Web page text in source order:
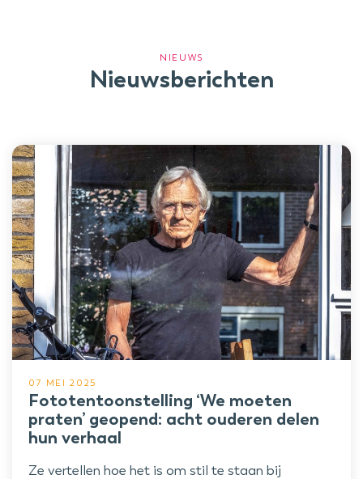
NIEUWS
Nieuwsberichten
07 MEI 2025
Fototentoonstelling ‘We moeten
praten’ geopend: acht ouderen delen
hun verhaal
Ze vertellen hoe het is om stil te staan bij